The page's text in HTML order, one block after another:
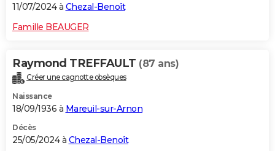
11/07/2024 à Chezal-Benoît
Famille BEAUGER
Raymond TREFFAULT (87 ans)
Créer une cagnotte obsèques
Naissance
18/09/1936 à Mareuil-sur-Arnon
Décès
25/05/2024 à Chezal-Benoît